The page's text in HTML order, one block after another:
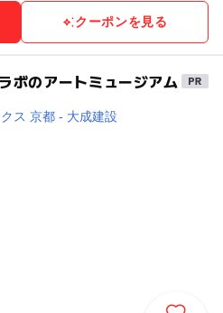
クーポンを見る
ボのアートミュージアム